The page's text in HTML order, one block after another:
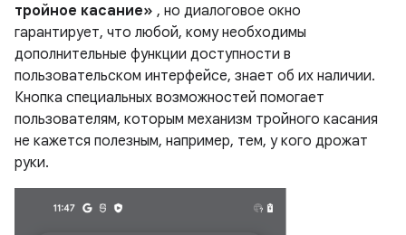
тройное касание» , но диалоговое окно
гарантирует, что любой, кому необходимы
дополнительные функции доступности в
пользовательском интерфейсе, знает об их наличии.
Кнопка специальных возможностей помогает
пользователям, которым механизм тройного касания
не кажется полезным, например, тем, у кого дрожат
руки.